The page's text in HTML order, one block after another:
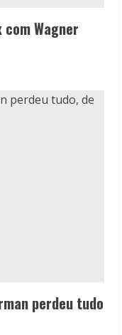
Wagner
perdeu tudo